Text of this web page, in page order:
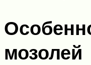
мозолей